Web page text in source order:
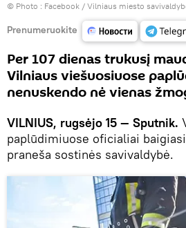
© Photo : Facebook / Vilniaus miesto
Prenumeruokite
Per 107 dienas trukusį
Vilniaus viešuosiuose
nenuskendo nė vienas
VILNIUS, rugsėjo 15 — Sputnik.
paplūdimiuose oficialiai
praneša sostinės savivaldybė.